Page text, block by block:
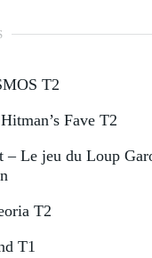
T2
Fave T2
Le jeu du Loup
T2
T1